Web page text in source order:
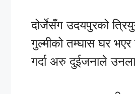
दोर्जेसँग उदयपुरको
गुल्मीको तम्घास घर
गर्दा अरु दुईजनाले